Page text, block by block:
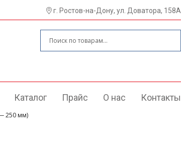
г. Ростов-на-Дону, ул. Доватора, 158А
Каталог Прайс О нас Контакты
250 мм)